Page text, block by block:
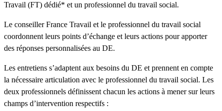
Travail (FT) dédié* et un professionnel du travail social.
Le conseiller France Travail et le professionnel du travail social
coordonnent leurs points d’échange et leurs actions pour apporter
des réponses personnalisées au DE.
Les entretiens s’adaptent aux besoins du DE et prennent en compte
la nécessaire articulation avec le professionnel du travail social. Les
deux professionnels définissent chacun les actions à mener sur leurs
champs d’intervention respectifs :